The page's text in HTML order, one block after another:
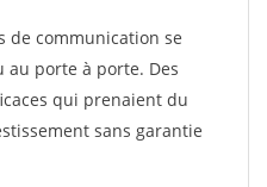
de communication se
porte à porte. Des
qui prenaient du
sans garantie